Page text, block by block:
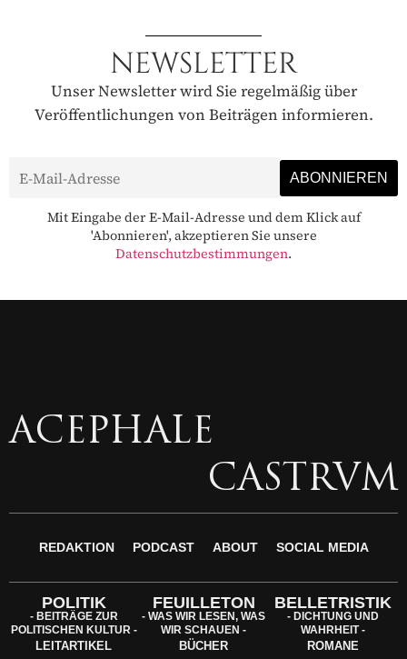
NEWSLETTER
Unser Newsletter wird Sie regelmäßig über
Veröffentlichungen von Beiträgen informieren.
Mit Eingabe der E-Mail-Adresse und dem Klick auf
'Abonnieren', akzeptieren Sie unsere
Datenschutzbestimmungen.
ACEPHALE
CASTRVM
REDAKTION PODCAST ABOUT SOCIAL MEDIA
POLITIK
- BEITRÄGE ZUR
POLITISCHEN KULTUR -
LEITARTIKEL
FEUILLETON
- WAS WIR LESEN, WAS
WIR SCHAUEN -
BÜCHER
BELLETRISTIK
- DICHTUNG UND
WAHRHEIT -
ROMANE